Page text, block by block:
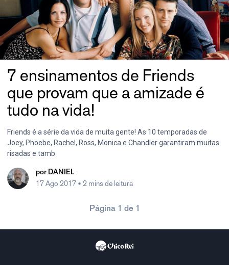
7 ensinamentos de Friends
que provam que a amizade é
tudo na vida!
Friends é a série da vida de muita gente! As 10 temporadas de
Joey, Phoebe, Rachel, Ross, Monica e Chandler garantiram muitas
risadas e tamb
por DANIEL
17 Ago 2017 • 2 mins de leitura
Página 1 de 1